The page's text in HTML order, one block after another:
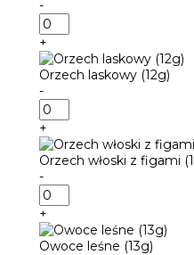
-
ilość
Mango
z
marakują
(13g)
+
Orzech laskowy (12g)
-
ilość
Orzech
laskowy
(12g)
+
Orzech włoski z figami
-
ilość
Orzech
włoski
z
+
Owoce leśne (13g)